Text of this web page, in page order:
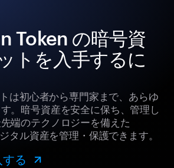
Token の暗号資
トを入手するに
は初心者から専門家まで、あらゆ
。暗号資産を安全に保ち、管理し
端のテクノロジーを備えた
タル資産を管理・保護できます。
る